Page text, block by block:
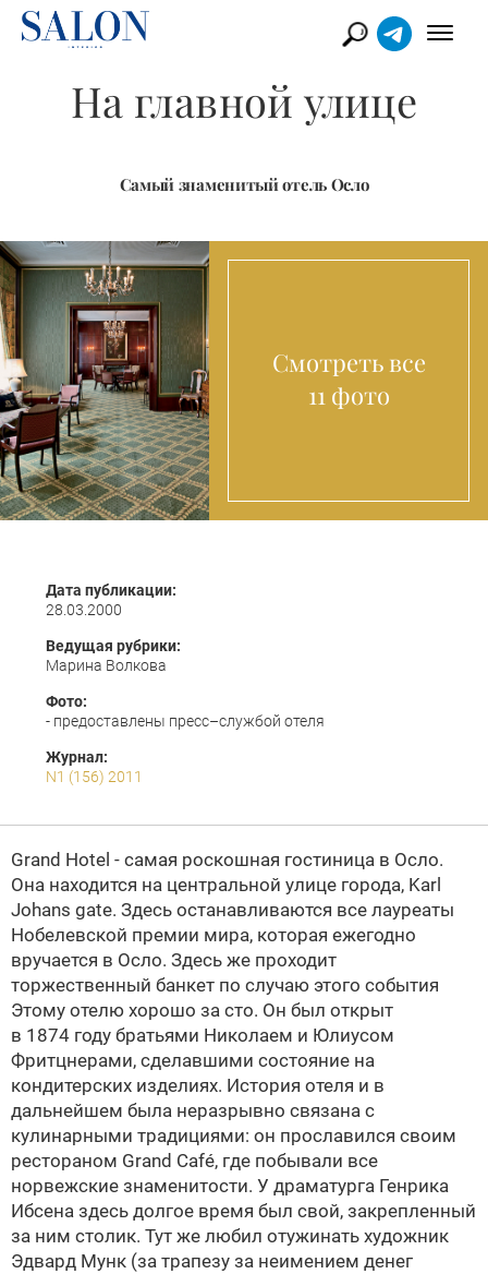
На главной улице
Самый знаменитый отель Осло
Смотреть все
11 фото
Дата публикации:
28.03.2000
Ведущая рубрики:
Марина Волкова
Фото:
- предоставлены пресс–службой отеля
Журнал:
N1 (156) 2011
Grand Hotel - самая роскошная гостиница в Осло.
Она находится на центральной улице города, Karl
Johans gate. Здесь останавливаются все лауреаты
Нобелевской премии мира, которая ежегодно
вручается в Осло. Здесь же проходит
торжественный банкет по случаю этого события
Этому отелю хорошо за сто. Он был открыт
в 1874 году братьями Николаем и Юлиусом
Фритцнерами, сделавшими состояние на
кондитерских изделиях. История отеля и в
дальнейшем была неразрывно связана с
кулинарными традициями: он прославился своим
рестораном Grand Café, где побывали все
норвежские знаменитости. У драматурга Генрика
Ибсена здесь долгое время был свой, закрепленный
за ним столик. Тут же любил отужинать художник
Эдвард Мунк (за трапезу за неимением денег